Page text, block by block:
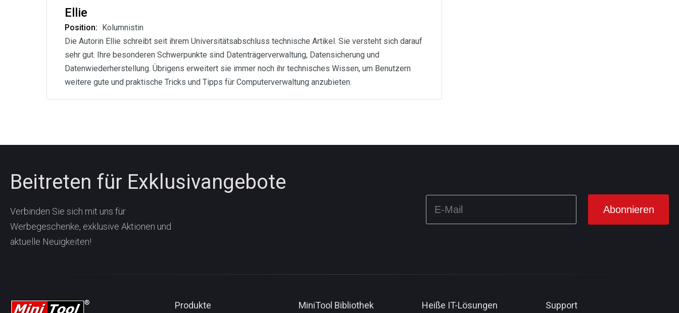
Ellie
Position: Kolumnistin
Die Autorin Ellie schreibt seit ihrem Universitätsabschluss technische Artikel. Sie versteht sich darauf
sehr gut. Ihre besonderen Schwerpunkte sind Datenträgerverwaltung, Datensicherung und
Datenwiederherstellung. Übrigens erweitert sie immer noch ihr technisches Wissen, um Benutzern
weitere gute und praktische Tricks und Tipps für Computerverwaltung anzubieten.
Beitreten für Exklusivangebote
Verbinden Sie sich mit uns für
Werbegeschenke, exklusive Aktionen und
aktuelle Neuigkeiten!
Produkte MiniTool Bibliothek Heiße IT-Lösungen Support